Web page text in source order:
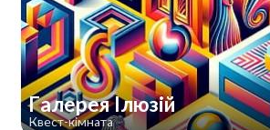
Галерея Ілюзій
Квест-кімната